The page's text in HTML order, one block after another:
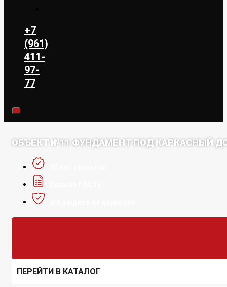
+7
(961)
411-
97-
77
ОБЪЕКТ №11 ФУНДАМЕНТ ПОД КАРКАСНЫЙ
ПЕРЕЙТИ В КАТАЛОГ